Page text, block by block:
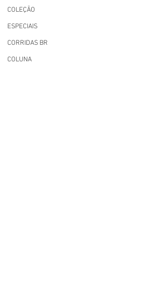
COLEÇÃO
ESPECIAIS
CORRIDAS BR
COLUNA